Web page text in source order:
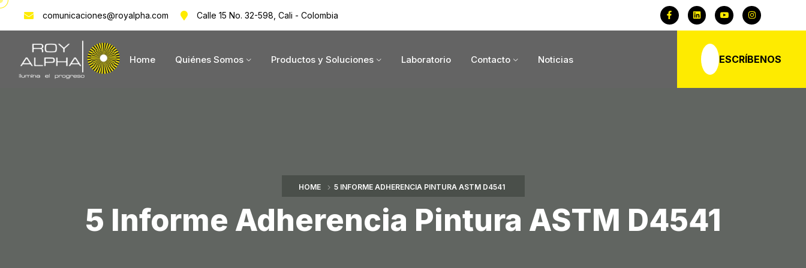
comunicaciones@royalpha.com Calle 15 No. 32-598, Cali - Colombia
Home Quiénes Somos Productos y Soluciones Laboratorio Contacto Noticias ESCRÍBENOS
HOME 5 INFORME ADHERENCIA PINTURA ASTM D4541
5 Informe Adherencia Pintura ASTM D4541